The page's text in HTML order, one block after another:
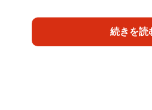
◇ ◇
続きを読